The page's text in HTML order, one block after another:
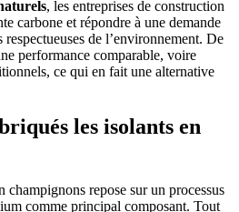
, les entreprises de construction
carbone et répondre à une demande
de l’environnement. De
performance comparable, voire
ce qui en fait une alternative
les isolants en
champignons repose sur un processus
comme principal composant. Tout